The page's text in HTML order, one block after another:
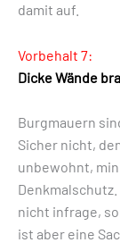
damit auf.
Vorbehalt 7:
Dicke Wände
Burgmauern
Sicher nicht,
unbewohnt,
nicht infrage,
ist aber eine